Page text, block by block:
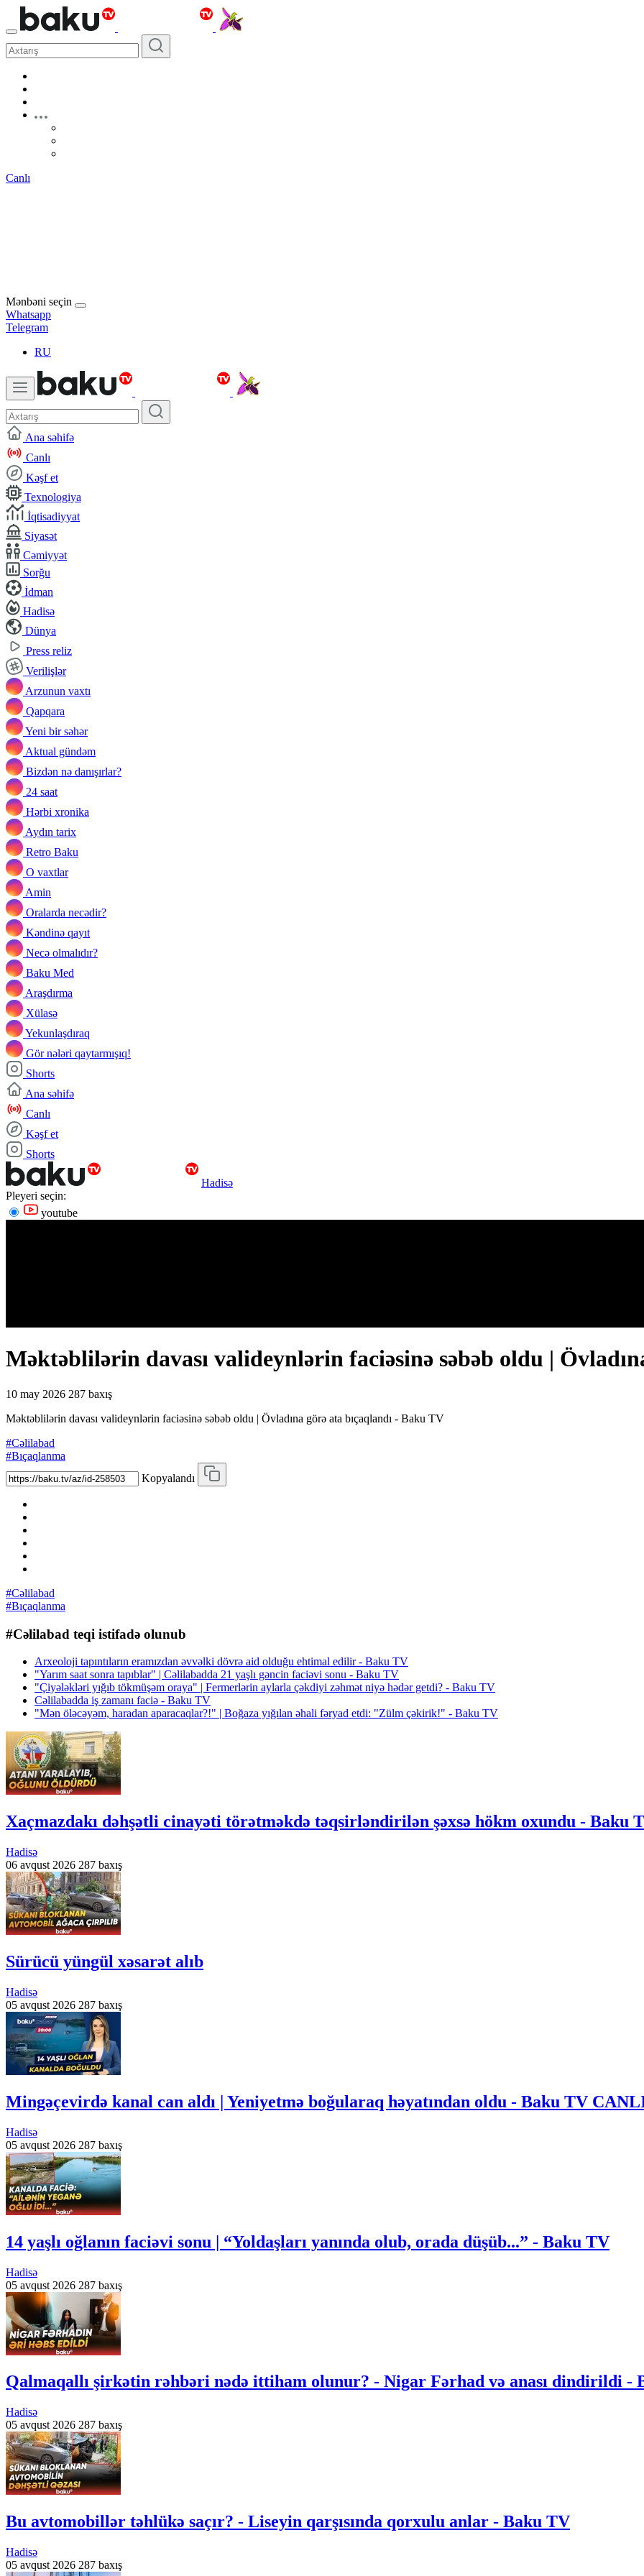
Canlı
Mənbəni seçin
Whatsapp
Telegram
RU
Ana səhifə
Canlı
Kəşf et
Texnologiya
İqtisadiyyat
Siyasət
Cəmiyyət
Sorğu
İdman
Hadisə
Dünya
Press reliz
Verilişlər
Arzunun vaxtı
Qapqara
Yeni bir səhər
Aktual gündəm
Bizdən nə danışırlar?
24 saat
Hərbi xronika
Aydın tarix
Retro Baku
O vaxtlar
Amin
Oralarda necədir?
Kəndinə qayıt
Necə olmalıdır?
Baku Med
Araşdırma
Xülasə
Yekunlaşdıraq
Gör nələri qaytarmışıq!
Shorts
Ana səhifə
Canlı
Kəşf et
Shorts
Hadisə
Pleyeri seçin:
youtube
Məktəblilərin davası valideynlərin faciəsinə səbəb oldu |
10 may 2026 287 baxış
Məktəblilərin davası valideynlərin faciəsinə səbəb oldu | Övladına görə ata bıçaqlandı - Baku TV
#Cəlilabad
#Bıçaqlanma
Kopyalandı
#Cəlilabad
#Bıçaqlanma
#Cəlilabad teqi istifadə olunub
Arxeoloji tapıntıların eramızdan əvvəlki dövrə aid olduğu ehtimal edilir - Baku TV
"Yarım saat sonra tapıblar" | Cəlilabadda 21 yaşlı gəncin faciəvi sonu - Baku TV
"Çiyələkləri yığıb tökmüşəm oraya" | Fermerlərin aylarla çəkdiyi zəhmət niyə hədər getdi? - Baku TV
Cəlilabadda iş zamanı faciə - Baku TV
"Mən öləcəyəm, haradan aparacaqlar?!" | Boğaza yığılan əhali fəryad etdi: "Zülm çəkirik!" - Baku TV
Xaçmazdakı dəhşətli cinayəti törətməkdə təqsirləndirilən şəxsə hökm oxundu - Baku
Hadisə
06 avqust 2026 287 baxış
Sürücü yüngül xəsarət alıb
Hadisə
05 avqust 2026 287 baxış
Mingəçevirdə kanal can aldı | Yeniyetmə boğularaq həyatından oldu - Baku TV
Hadisə
05 avqust 2026 287 baxış
14 yaşlı oğlanın faciəvi sonu | “Yoldaşları yanında olub, orada düşüb...” - Baku TV
Hadisə
05 avqust 2026 287 baxış
Qalmaqallı şirkətin rəhbəri nədə ittiham olunur? - Nigar Fərhad və anası dindirildi -
Hadisə
05 avqust 2026 287 baxış
Bu avtomobillər təhlükə saçır? - Liseyin qarşısında qorxulu anlar - Baku TV
Hadisə
05 avqust 2026 287 baxış